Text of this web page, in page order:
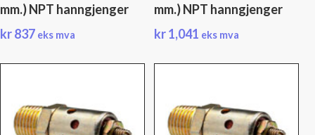
mm.) NPT hanngjenger
kr837 eks mva
mm.) NPT hanngjenger
kr1,041 eks mva